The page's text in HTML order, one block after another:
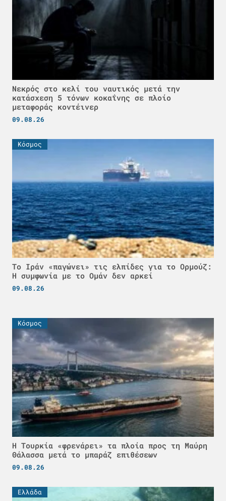
Νεκρός στο κελί του ναυτικός μετά την
κατάσχεση 5 τόνων κοκαΐνης σε πλοίο
μεταφοράς κοντέινερ
09.08.26
Κόσμος
Το Ιράν «παγώνει» τις ελπίδες για το Ορμούζ:
Η συμφωνία με το Ομάν δεν αρκεί
09.08.26
Κόσμος
Η Τουρκία «φρενάρει» τα πλοία προς τη Μαύρη
Θάλασσα μετά το μπαράζ επιθέσεων
09.08.26
Ελλάδα